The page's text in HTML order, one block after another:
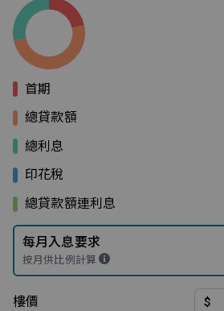
首期
總貸款額
總利息
印花稅
總貸款額連利息
每月入息要求
按月供比例計算
樓價 $